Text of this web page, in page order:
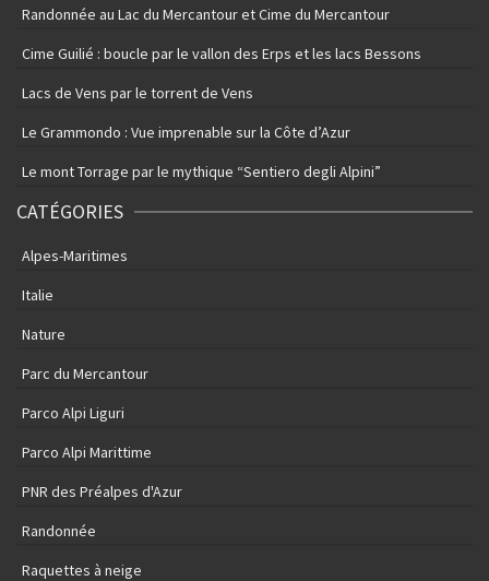
Randonnée au Lac du Mercantour et Cime du Mercantour
Cime Guilié : boucle par le vallon des Erps et les lacs Bessons
Lacs de Vens par le torrent de Vens
Le Grammondo : Vue imprenable sur la Côte d’Azur
Le mont Torrage par le mythique “Sentiero degli Alpini”
CATÉGORIES
Alpes-Maritimes
Italie
Nature
Parc du Mercantour
Parco Alpi Liguri
Parco Alpi Marittime
PNR des Préalpes d'Azur
Randonnée
Raquettes à neige